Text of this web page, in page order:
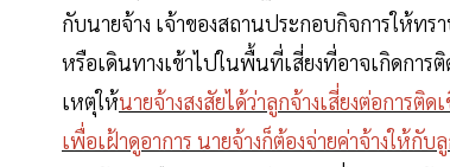
กับนายจ้าง เจ้าของสถานประกอบกิจการให้ท
หรือเดินทางเข้าไปในพื้นที่เสี่ยงที่อาจเกิดการ
เหตุให้นายจ้างสงสัยได้ว่าลูกจ้างเสี่ยงต่อการ
เพื่อเฝ้าดูอาการ นายจ้างก็ต้องจ่ายค่าจ้างให้กับ